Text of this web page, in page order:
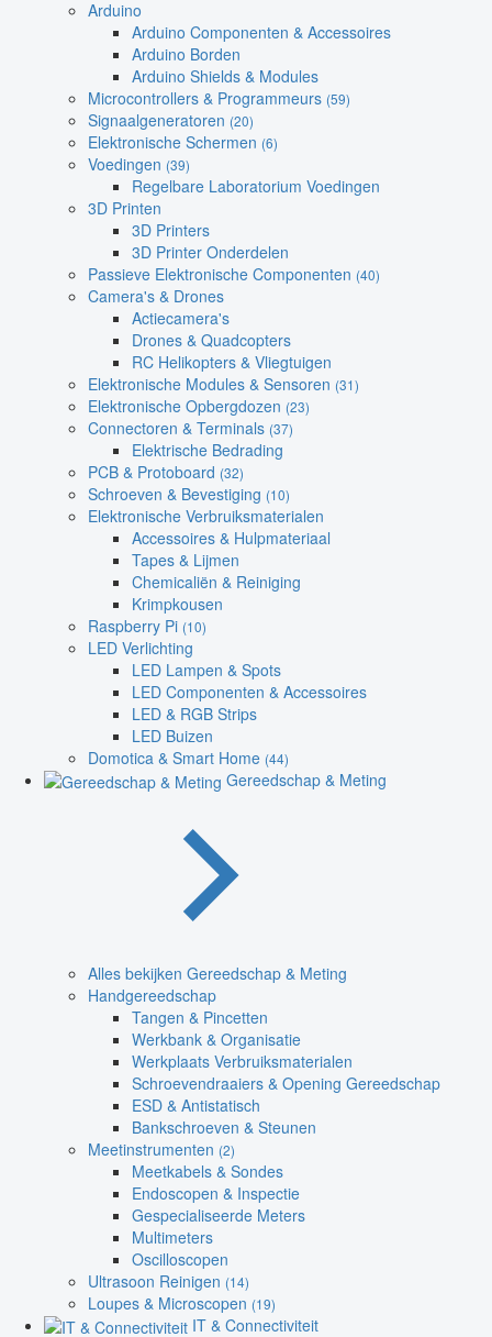
Arduino
Arduino Componenten & Accessoires
Arduino Borden
Arduino Shields & Modules
Microcontrollers & Programmeurs (59)
Signaalgeneratoren (20)
Elektronische Schermen (6)
Voedingen (39)
Regelbare Laboratorium Voedingen
3D Printen
3D Printers
3D Printer Onderdelen
Passieve Elektronische Componenten (40)
Camera's & Drones
Actiecamera's
Drones & Quadcopters
RC Helikopters & Vliegtuigen
Elektronische Modules & Sensoren (31)
Elektronische Opbergdozen (23)
Connectoren & Terminals (37)
Elektrische Bedrading
PCB & Protoboard (32)
Schroeven & Bevestiging (10)
Elektronische Verbruiksmaterialen
Accessoires & Hulpmateriaal
Tapes & Lijmen
Chemicaliën & Reiniging
Krimpkousen
Raspberry Pi (10)
LED Verlichting
LED Lampen & Spots
LED Componenten & Accessoires
LED & RGB Strips
LED Buizen
Domotica & Smart Home (44)
Gereedschap & Meting
Alles bekijken Gereedschap & Meting
Handgereedschap
Tangen & Pincetten
Werkbank & Organisatie
Werkplaats Verbruiksmaterialen
Schroevendraaiers & Opening Gereedschap
ESD & Antistatisch
Bankschroeven & Steunen
Meetinstrumenten (2)
Meetkabels & Sondes
Endoscopen & Inspectie
Gespecialiseerde Meters
Multimeters
Oscilloscopen
Ultrasoon Reinigen (14)
Loupes & Microscopen (19)
IT & Connectiviteit